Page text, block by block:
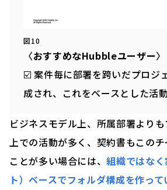
図10
〈おすすめなHubbleユーザー〉
☑️ 案件毎に部署を跨いだプロジ
成され、これをベースとした活
ビジネスモデル上、所属部署より
上での活動が多く、契約書もこの
ことが多い場合には、組織ではな
ト）ベースでフォルダ構成を作っ